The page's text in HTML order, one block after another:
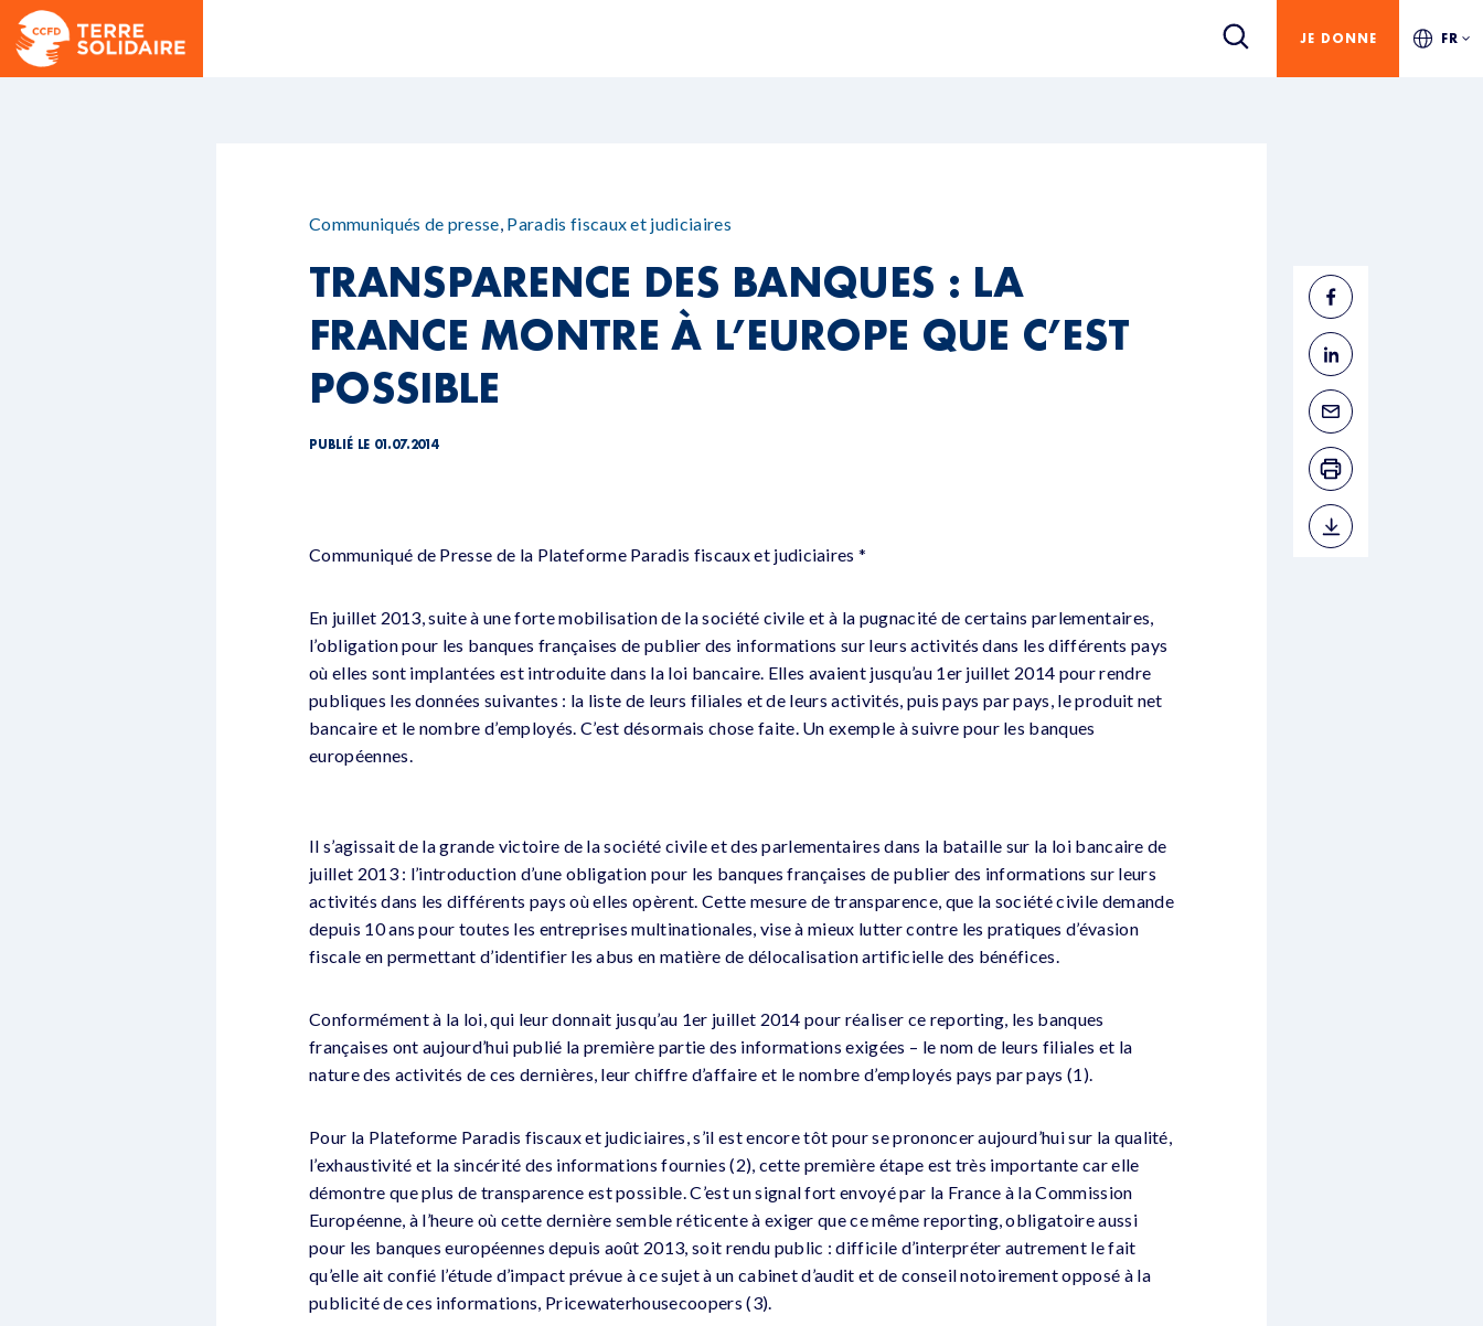
JE DONNE FR
Communiqués de presse, Paradis fiscaux et judiciaires
TRANSPARENCE DES BANQUES : LA
FRANCE MONTRE À L’EUROPE QUE C’EST
POSSIBLE
PUBLIÉ LE 01.07.2014
Communiqué de Presse de la Plateforme Paradis fiscaux et judiciaires *
En juillet 2013, suite à une forte mobilisation de la société civile et à la pugnacité de certains parlementaires,
l’obligation pour les banques françaises de publier des informations sur leurs activités dans les différents pays
où elles sont implantées est introduite dans la loi bancaire. Elles avaient jusqu’au 1er juillet 2014 pour rendre
publiques les données suivantes : la liste de leurs filiales et de leurs activités, puis pays par pays, le produit net
bancaire et le nombre d’employés. C’est désormais chose faite. Un exemple à suivre pour les banques
européennes.
Il s’agissait de la grande victoire de la société civile et des parlementaires dans la bataille sur la loi bancaire de
juillet 2013 : l’introduction d’une obligation pour les banques françaises de publier des informations sur leurs
activités dans les différents pays où elles opèrent. Cette mesure de transparence, que la société civile demande
depuis 10 ans pour toutes les entreprises multinationales, vise à mieux lutter contre les pratiques d’évasion
fiscale en permettant d’identifier les abus en matière de délocalisation artificielle des bénéfices.
Conformément à la loi, qui leur donnait jusqu’au 1er juillet 2014 pour réaliser ce reporting, les banques
françaises ont aujourd’hui publié la première partie des informations exigées – le nom de leurs filiales et la
nature des activités de ces dernières, leur chiffre d’affaire et le nombre d’employés pays par pays (1).
Pour la Plateforme Paradis fiscaux et judiciaires, s’il est encore tôt pour se prononcer aujourd’hui sur la qualité,
l’exhaustivité et la sincérité des informations fournies (2), cette première étape est très importante car elle
démontre que plus de transparence est possible. C’est un signal fort envoyé par la France à la Commission
Européenne, à l’heure où cette dernière semble réticente à exiger que ce même reporting, obligatoire aussi
pour les banques européennes depuis août 2013, soit rendu public : difficile d’interpréter autrement le fait
qu’elle ait confié l’étude d’impact prévue à ce sujet à un cabinet d’audit et de conseil notoirement opposé à la
publicité de ces informations, Pricewaterhousecoopers (3).